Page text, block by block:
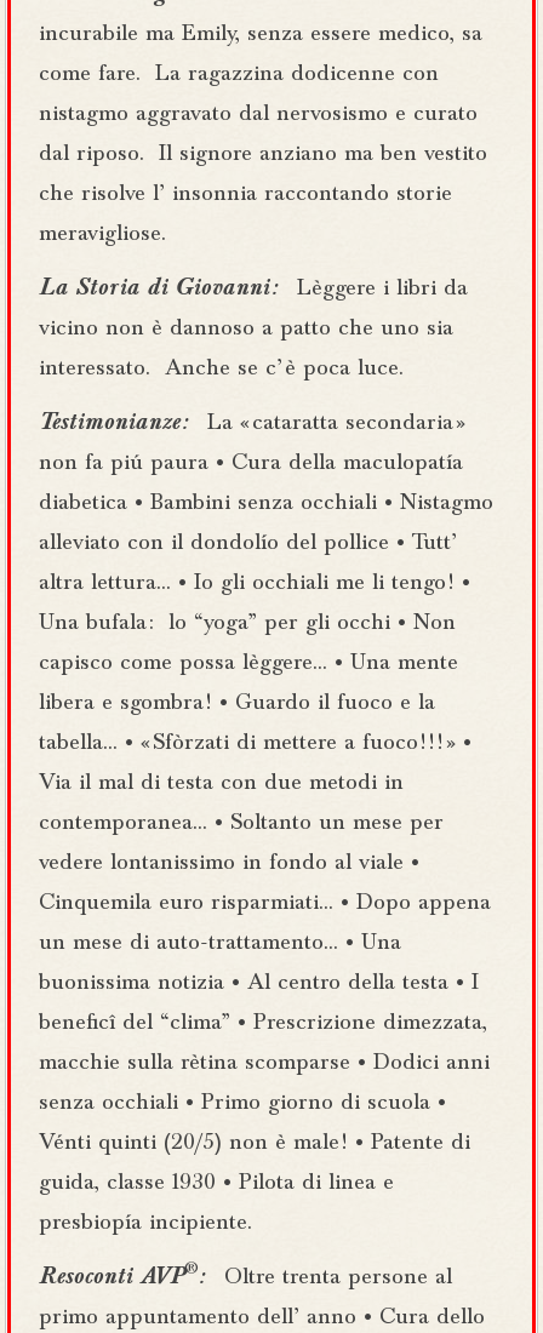
incurabile ma Emily, senza essere medico, sa
come fare.
La ragazzina dodicenne con
nistagmo aggravato dal nervosismo e curato
dal riposo.
Il signore anziano ma ben vestito
che risolve l’ insonnia raccontando storie
meravigliose.
La Storia di Giovanni :
Lèggere i libri da
vicino non è dannoso a patto che uno sia
interessato.
Anche se c’ è poca luce.
Testimonianze :
La « cataratta secondaria »
non fa piú paura • Cura della maculopatía
diabetica • Bambini senza occhiali • Nistagmo
alleviato con il dondolío del pollice • Tutt’
altra lettura… • Io gli occhiali me li tengo ! •
Una bufala :
lo “yoga” per gli occhi • Non
capisco come possa lèggere… • Una mente
libera e sgombra ! • Guardo il fuoco e la
tabella… • « Sfòrzati di mettere a fuoco ! ! ! » •
Via il mal di testa con due metodi in
contemporanea… • Soltanto un mese per
vedere lontanissimo in fondo al viale •
Cinquemila euro risparmiati… • Dopo appena
un mese di auto-trattamento… • Una
buonissima notizia • Al centro della testa • I
beneficî del “clima” • Prescrizione dimezzata,
macchie sulla rètina scomparse • Dodici anni
senza occhiali • Primo giorno di scuola •
Vénti quinti (20/5) non è male ! • Patente di
guida, classe 1930 • Pilota di linea e
presbiopía incipiente.
Resoconti AVP®:
Oltre trenta persone al
primo appuntamento dell’ anno • Cura dello